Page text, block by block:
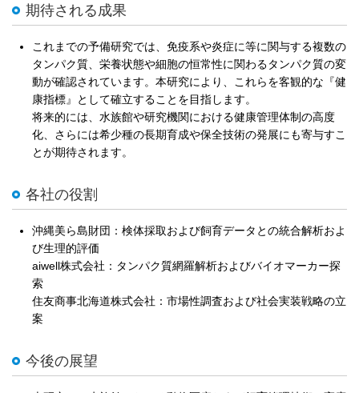
期待される成果
これまでの予備研究では、免疫系や炎症に等に関与する複数の
タンパク質、栄養状態や細胞の恒常性に関わるタンパク質の変
動が確認されています。本研究により、これらを客観的な『健
康指標』として確立することを目指します。
将来的には、水族館や研究機関における健康管理体制の高度
化、さらには希少種の長期育成や保全技術の発展にも寄与すこ
とが期待されます。
各社の役割
沖縄美ら島財団：検体採取および飼育データとの統合解析およ
び生理的評価
aiwell株式会社：タンパク質網羅解析およびバイオマーカー探
索
住友商事北海道株式会社：市場性調査および社会実装戦略の立
案
今後の展望